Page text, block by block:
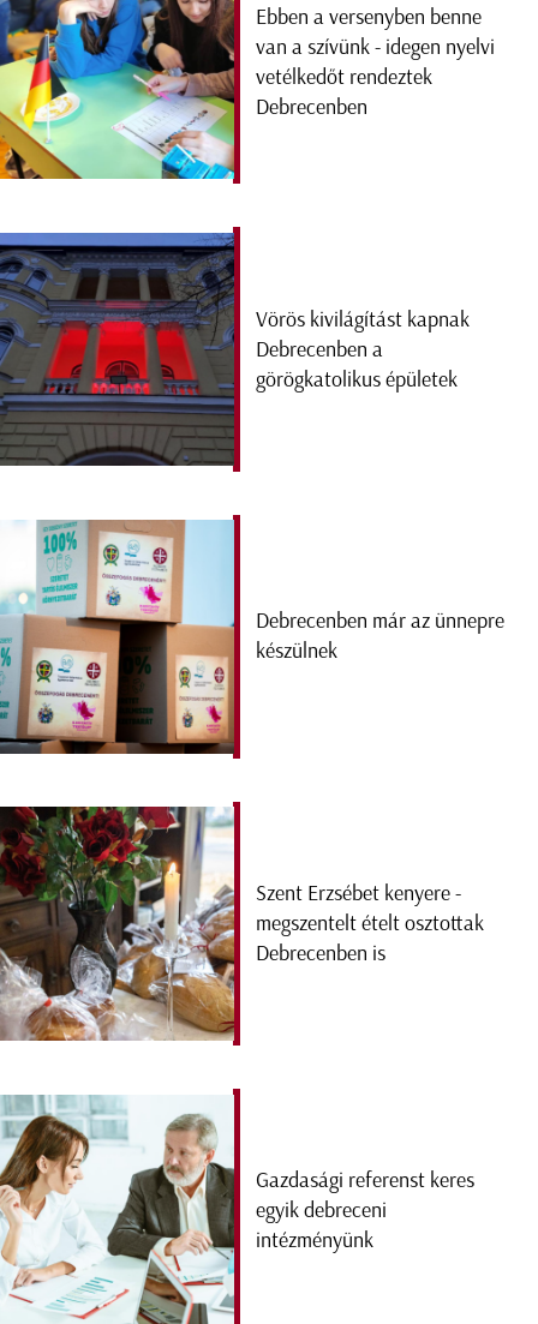
Ebben a versenyben benne
van a szívünk - idegen nyelvi
vetélkedőt rendeztek
Debrecenben
Vörös kivilágítást kapnak
Debrecenben a
görögkatolikus épületek
Debrecenben már az ünnepre
készülnek
Szent Erzsébet kenyere -
megszentelt ételt osztottak
Debrecenben is
Gazdasági referenst keres
egyik debreceni
intézményünk